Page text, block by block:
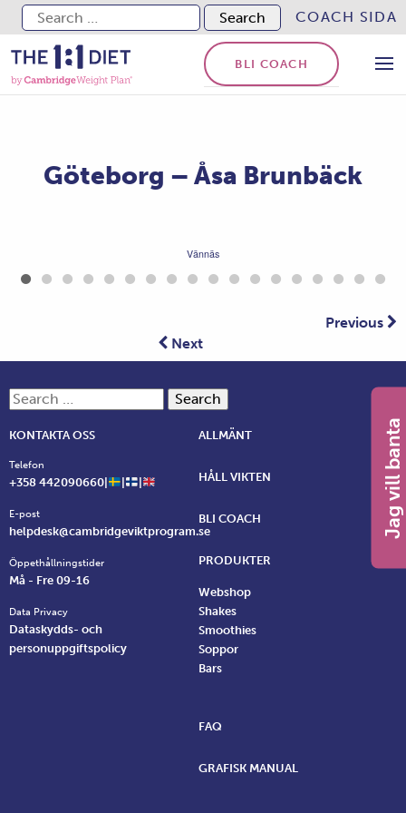
Search for: COACH SIDA
BLI COACH
Göteborg – Åsa Brunbäck
Jag vill banta
Vännäs
Next
Previous
Search for:
KONTAKTA OSS
Telefon
+358 442090660|
E-post
helpdesk@cambridgeviktprogram.se
Öppethållningstider
Må - Fre 09-16
Data Privacy
Dataskydds- och
personuppgiftspolicy
ALLMÄNT
HÅLL VIKTEN
BLI COACH
PRODUKTER
Webshop
Shakes
Smoothies
Soppor
Bars
FAQ
GRAFISK MANUAL